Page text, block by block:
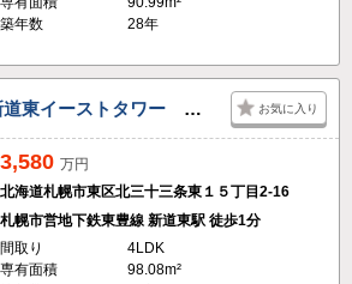
築年数
28年
ーストタワー マンション お気に入り
3,580 万円
北海道札幌市東区北三十三条東１５丁目2-16
札幌市営地下鉄東豊線 新道東駅 徒歩1分
間取り
4LDK
専有面積
98.08m²